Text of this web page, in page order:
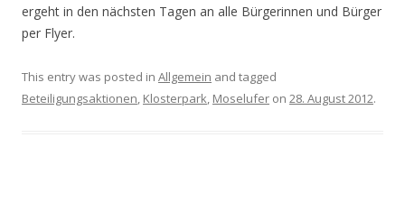
ergeht in den nächsten Tagen an alle Bürgerinnen und Bürger
per Flyer.
This entry was posted in Allgemein and tagged
Beteiligungsaktionen, Klosterpark, Moselufer on 28. August 2012.